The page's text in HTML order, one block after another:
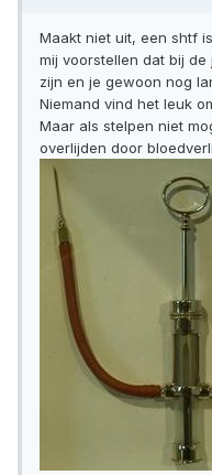
Maakt niet uit, een shtf
mij voorstellen dat bij
zijn en je gewoon nog
Niemand vind het leuk
Maar als stelpen niet
overlijden door